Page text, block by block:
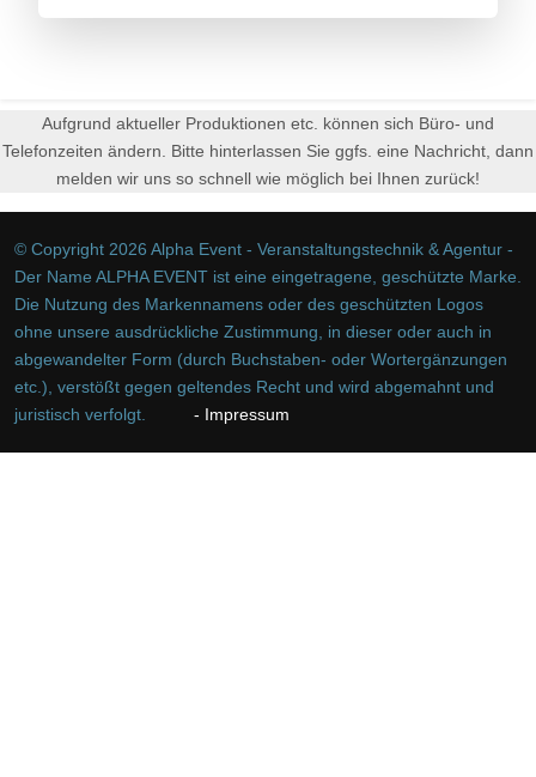
Aufgrund aktueller Produktionen etc. können sich Büro- und
Telefonzeiten ändern. Bitte hinterlassen Sie ggfs. eine Nachricht, dann
melden wir uns so schnell wie möglich bei Ihnen zurück!
© Copyright 2026 Alpha Event - Veranstaltungstechnik & Agentur -
Der Name ALPHA EVENT ist eine eingetragene, geschützte Marke.
Die Nutzung des Markennamens oder des geschützten Logos
ohne unsere ausdrückliche Zustimmung, in dieser oder auch in
abgewandelter Form (durch Buchstaben- oder Wortergänzungen
etc.), verstößt gegen geltendes Recht und wird abgemahnt und
juristisch verfolgt.
- Impressum